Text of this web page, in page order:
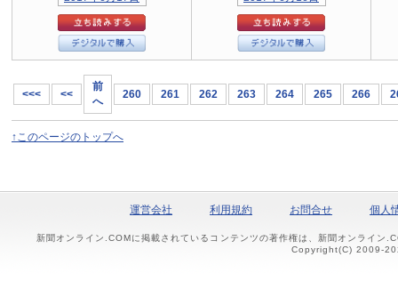
<<< <<
前
へ
260 261 262 263 264 265 266
↑このページのトップへ
運営会社 利用規約 お問合せ 個人
新聞オンライン.COMに掲載されているコンテンツの著作権は、新聞オンライン
Copyright(C) 2009-